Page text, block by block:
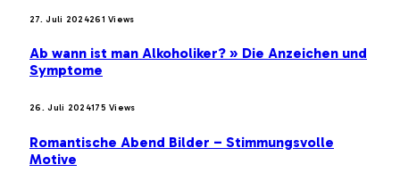
27. Juli 2024261Views
Ab wann ist man Alkoholiker? » Die Anzeichen und
Symptome
26. Juli 2024175Views
Romantische Abend Bilder – Stimmungsvolle
Motive